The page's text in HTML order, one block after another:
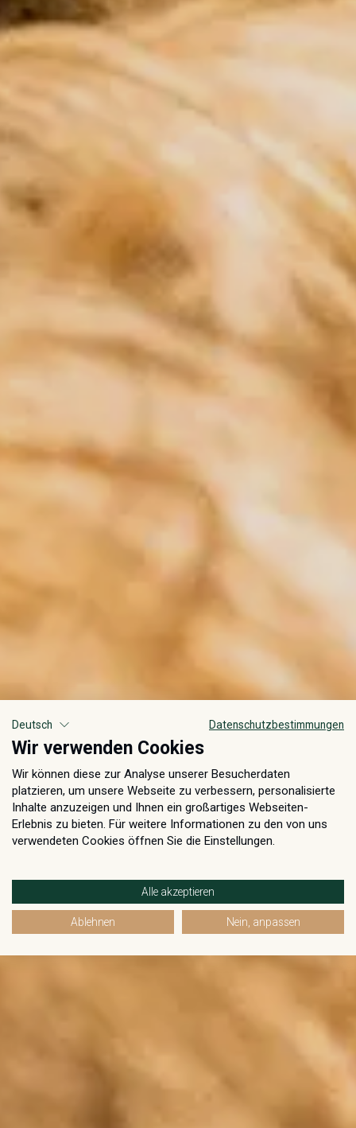
Deutsch Datenschutzbestimmungen
Wir verwenden Cookies
Wir können diese zur Analyse unserer Besucherdaten
platzieren, um unsere Webseite zu verbessern, personalisierte
Inhalte anzuzeigen und Ihnen ein großartiges Webseiten-
Erlebnis zu bieten. Für weitere Informationen zu den von uns
verwendeten Cookies öffnen Sie die Einstellungen.
Alle akzeptieren
Ablehnen Nein, anpassen